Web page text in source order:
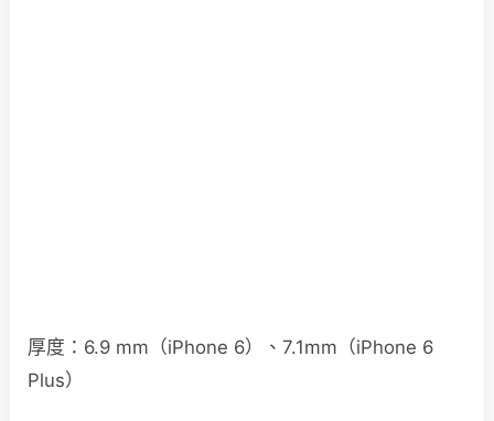
厚度：6.9 mm（iPhone 6）、7.1mm（iPhone 6
Plus）